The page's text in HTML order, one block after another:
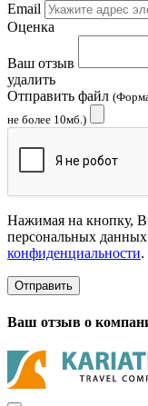
Email
Оценка
Ваш отзыв
удалить
Отправить файл
не более 10мб.)
Нажимая на кнопку,
персональных данных
конфиденциальности.
Отправить
Ваш отзыв о